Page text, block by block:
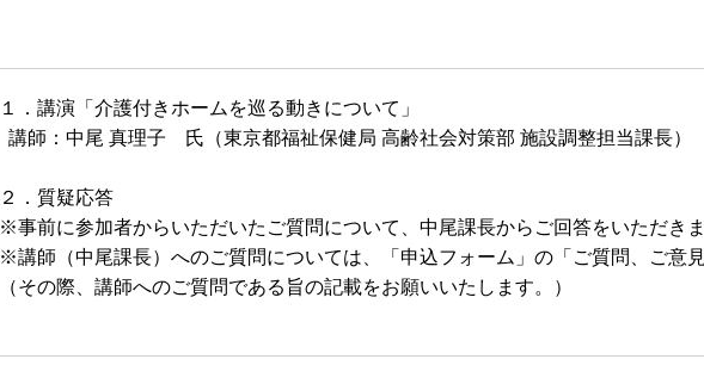
１．講演「介護付きホームを巡る動きについて」
講師：中尾 真理子 氏（東京都福祉保健局 高齢社会対策部 施設調整担当課長）
２．質疑応答
※事前に参加者からいただいたご質問について、中尾課長からご回答をいただき
※講師（中尾課長）へのご質問については、「申込フォーム」の「ご質問、ご意
（その際、講師へのご質問である旨の記載をお願いいたします。）